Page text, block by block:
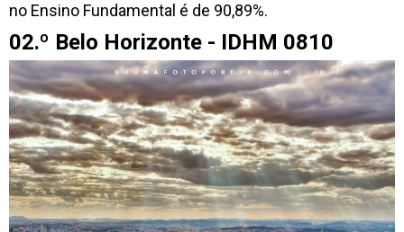
no Ensino Fundamental é de 90,89%.
02.º Belo Horizonte - IDHM 0810